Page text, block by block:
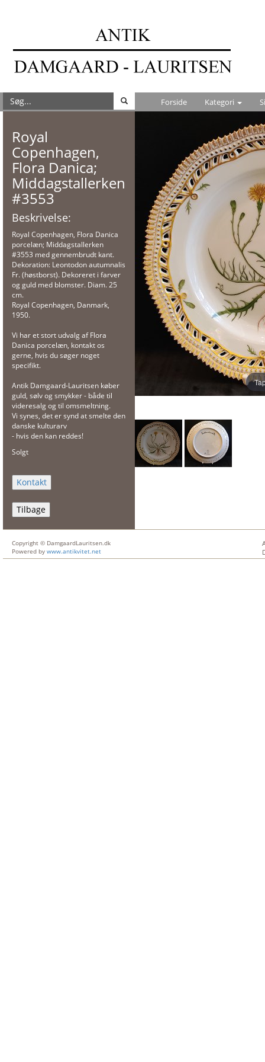
Forside Kategori
Royal
Copenhagen,
Flora Danica;
Middagstallerken
#3553
Beskrivelse:
Royal Copenhagen, Flora Danica
porcelæn; Middagstallerken
#3553 med gennembrudt kant.
Dekoration: Leontodon autumnalis
Fr. (høstborst). Dekoreret i farver
og guld med blomster. Diam. 25
cm.
Royal Copenhagen, Danmark,
1950.
Vi har et stort udvalg af Flora
Danica porcelæn, kontakt os
gerne, hvis du søger noget
specifikt.
Antik Damgaard-Lauritsen køber
guld, sølv og smykker - både til
videresalg og til omsmeltning.
Vi synes, det er synd at smelte den
danske kulturarv
- hvis den kan reddes!
Solgt
Tilbage
Copyright © DamgaardLauritsen.dk
Powered by www.antikvitet.net